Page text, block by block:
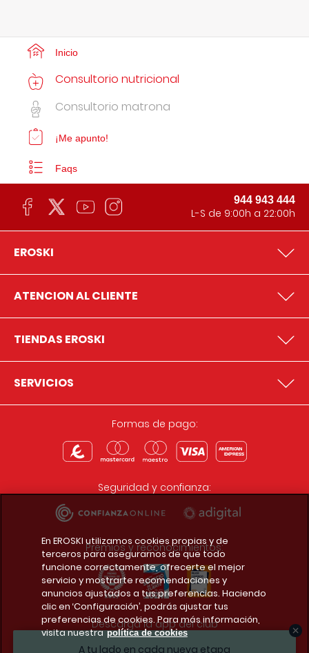
A tu lado en cada nueva etapa
Inicio
Consultorio nutricional
Consultorio matrona
¡Me apunto!
Faqs
944 943 444
L-S de 9:00h a 22:00h
EROSKI
ATENCION AL CLIENTE
TIENDAS EROSKI
SERVICIOS
Formas de pago:
Seguridad y confianza:
Premios y reconocimientos:
Descarga la app del club
En EROSKI utilizamos cookies propias y de
terceros para asegurarnos de que todo
funcione correctamente, ofrecerte el mejor
servicio y mostrarte recomendaciones y
anuncios ajustados a tus preferencias. Haciendo
clic en ‘Configuración’, podrás ajustar tus
preferencias de cookies. Para más información,
visita nuestra política de cookies